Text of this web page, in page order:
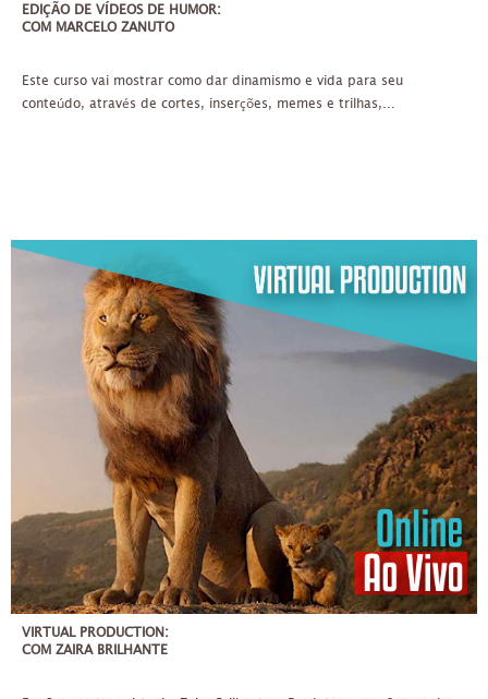
EDIÇÃO DE VÍDEOS DE HUMOR:
COM MARCELO ZANUTO
Este curso vai mostrar como dar dinamismo e vida para seu
conteúdo, através de cortes, inserções, memes e trilhas,...
VIRTUAL PRODUCTION:
COM ZAIRA BRILHANTE